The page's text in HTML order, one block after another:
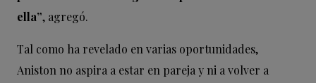
ella”, agregó.
Tal como ha revelado en varias oportunidades,
Aniston no aspira a estar en pareja y ni a volver a